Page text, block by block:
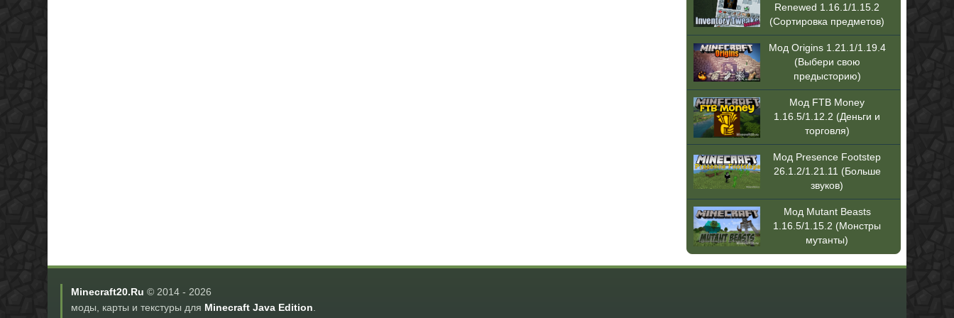
Renewed 1.16.1/1.15.2
(Сортировка предметов)
Мод Origins 1.21.1/1.19.4
(Выбери свою
предысторию)
Мод FTB Money
1.16.5/1.12.2 (Деньги и
торговля)
Мод Presence Footstep
26.1.2/1.21.11 (Больше
звуков)
Мод Mutant Beasts
1.16.5/1.15.2 (Монстры
мутанты)
Minecraft20.Ru © 2014 - 2026
моды, карты и текстуры для Minecraft Java Edition